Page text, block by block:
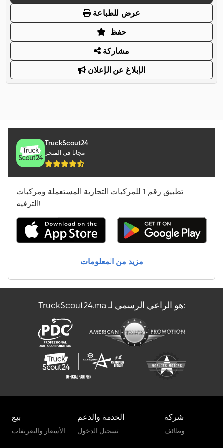
عرض للطباعة
حفظ
مشاركة
الإبلاغ عن الإعلان
TruckScout24
مجانا في المتجر
تطبيق رقم 1 للمركبات التجارية المستعملة ومركبات
الترفيه!
مزيد من المعلومات
TruckScout24.ma هو الراعي الرسمي لـ:
بيع
الأسعار والتعريفات
الخدمة والدعم
تسجيل الدخول
شركة
وظائف